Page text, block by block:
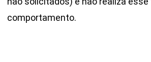
comportamento.